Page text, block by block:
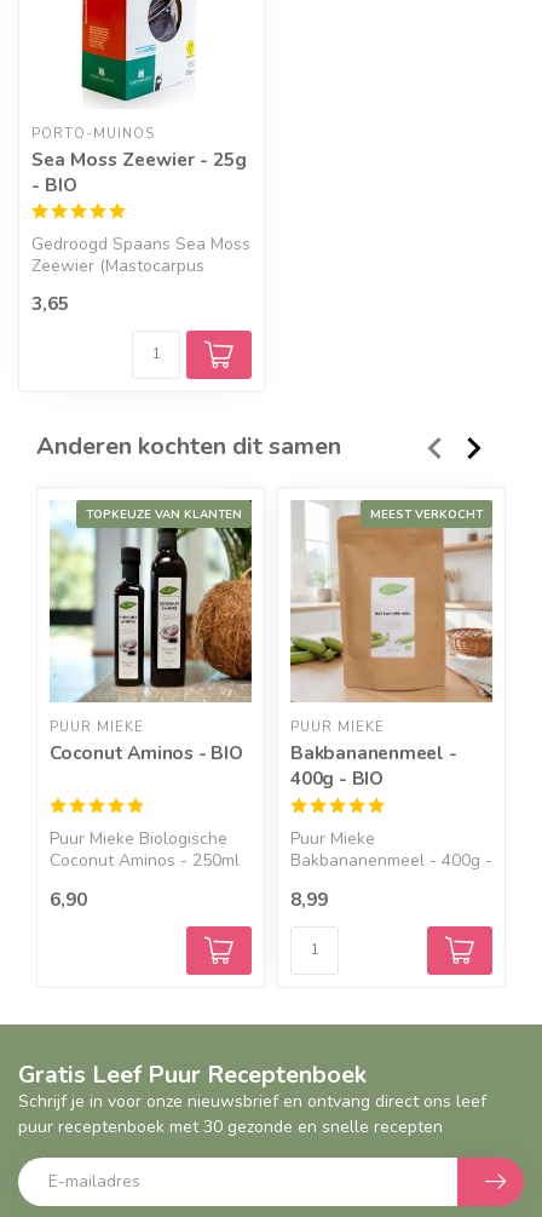
PORTO-MUINOS
Sea Moss Zeewier - 25g
- BIO
Gedroogd Spaans Sea Moss
Zeewier (Mastocarpus
bindm...
3,65
Anderen kochten dit samen
TOPKEUZE VAN KLANTEN
PUUR MIEKE
Coconut Aminos - BIO
Puur Mieke Biologische
Coconut Aminos - 250ml
6,90
MEEST VERKOCHT
PUUR MIEKE
Bakbananenmeel -
400g - BIO
Puur Mieke
Bakbananenmeel - 400g -
8,99
Gratis Leef Puur Receptenboek
Schrijf je in voor onze nieuwsbrief en ontvang direct ons leef
puur receptenboek met 30 gezonde en snelle recepten